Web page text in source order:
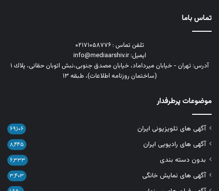
تماس باما
تلفن تماس : ۰۲۱۷۱۰۵۸۷۷۶
ایمیل: info@mediaarshiv.ir
آدرس: تهران - خیابان میرداماد، خیابان مصدق جنوبی،نبش اتوبان حقانی، پلاك ١
(ساختمان روزنامه اطلاعات)، طبقه ۱۳
موضوعات پرطرفدار
آگهی های تلویزیونی ایران ۶۹,۱۰۶
آگهی های رادیویی ایران ۸,۴۴۵
بدون دسته بندی ۶,۳۳۳
آگهی های نمایش خانگی ۳,۴۰۳